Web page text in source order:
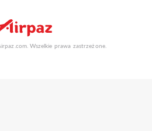
Wszelkie prawa zastrzeżone.